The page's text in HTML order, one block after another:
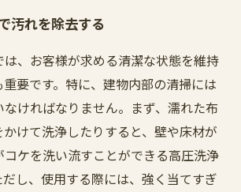
汚れを除去する
は、お客様が求める清潔な状態を維持
要です。特に、建物内部の清掃には
ければなりません。まず、濡れた布
けて洗浄したりすると、壁や床材が
ケを洗い流すことができる高圧洗浄
し、使用する際には、強く当てすぎ